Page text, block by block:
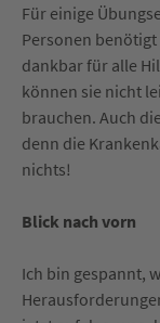
Für einige
Personen
dankbar für alle
können sie nicht
brauchen. Auch
denn die
nichts!
Blick nach vorn
Ich bin gespannt,